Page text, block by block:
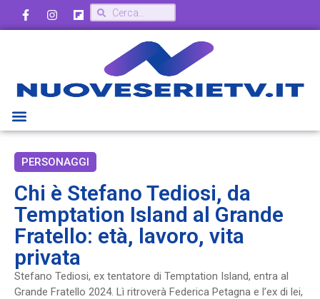
PERSONAGGI
Chi è Stefano Tediosi, da
Temptation Island al Grande
Fratello: età, lavoro, vita
privata
Stefano Tediosi, ex tentatore di Temptation Island, entra al
Grande Fratello 2024. Lì ritroverà Federica Petagna e l’ex di lei,